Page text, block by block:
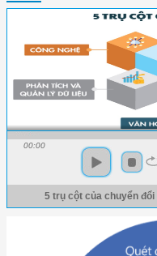
00:00
5 trụ cột của chuyển